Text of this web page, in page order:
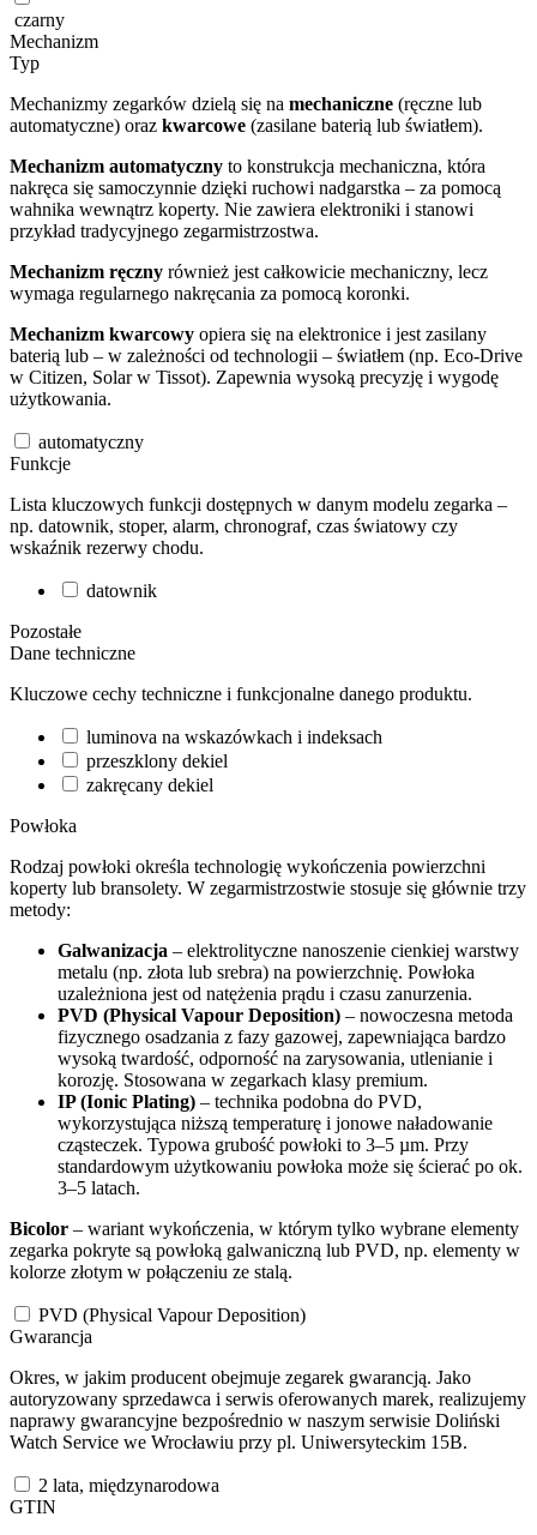
czarny
Mechanizm
Typ
Mechanizmy zegarków dzielą się na mechaniczne (ręczne lub
automatyczne) oraz kwarcowe (zasilane baterią lub światłem).
Mechanizm automatyczny to konstrukcja mechaniczna, która
nakręca się samoczynnie dzięki ruchowi nadgarstka – za pomocą
wahnika wewnątrz koperty. Nie zawiera elektroniki i stanowi
przykład tradycyjnego zegarmistrzostwa.
Mechanizm ręczny również jest całkowicie mechaniczny, lecz
wymaga regularnego nakręcania za pomocą koronki.
Mechanizm kwarcowy opiera się na elektronice i jest zasilany
baterią lub – w zależności od technologii – światłem (np. Eco-Drive
w Citizen, Solar w Tissot). Zapewnia wysoką precyzję i wygodę
użytkowania.
automatyczny
Funkcje
Lista kluczowych funkcji dostępnych w danym modelu zegarka –
np. datownik, stoper, alarm, chronograf, czas światowy czy
wskaźnik rezerwy chodu.
datownik
Pozostałe
Dane techniczne
Kluczowe cechy techniczne i funkcjonalne danego produktu.
luminova na wskazówkach i indeksach
przeszklony dekiel
zakręcany dekiel
Powłoka
Rodzaj powłoki określa technologię wykończenia powierzchni
koperty lub bransolety. W zegarmistrzostwie stosuje się głównie trzy
metody:
Galwanizacja – elektrolityczne nanoszenie cienkiej warstwy
metalu (np. złota lub srebra) na powierzchnię. Powłoka
uzależniona jest od natężenia prądu i czasu zanurzenia.
PVD (Physical Vapour Deposition) – nowoczesna metoda
fizycznego osadzania z fazy gazowej, zapewniająca bardzo
wysoką twardość, odporność na zarysowania, utlenianie i
korozję. Stosowana w zegarkach klasy premium.
IP (Ionic Plating) – technika podobna do PVD,
wykorzystująca niższą temperaturę i jonowe naładowanie
cząsteczek. Typowa grubość powłoki to 3–5 µm. Przy
standardowym użytkowaniu powłoka może się ścierać po ok.
3–5 latach.
Bicolor – wariant wykończenia, w którym tylko wybrane elementy
zegarka pokryte są powłoką galwaniczną lub PVD, np. elementy w
kolorze złotym w połączeniu ze stalą.
PVD (Physical Vapour Deposition)
Gwarancja
Okres, w jakim producent obejmuje zegarek gwarancją. Jako
autoryzowany sprzedawca i serwis oferowanych marek, realizujemy
naprawy gwarancyjne bezpośrednio w naszym serwisie Doliński
Watch Service we Wrocławiu przy pl. Uniwersyteckim 15B.
2 lata, międzynarodowa
GTIN